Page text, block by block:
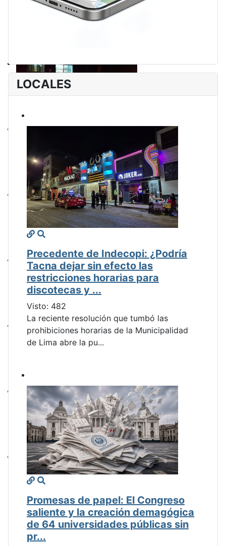
LOCALES
Precedente de Indecopi: ¿Podría
Tacna dejar sin efecto las
restricciones horarias para
discotecas y ...
Visto: 482
La reciente resolución que tumbó las
prohibiciones horarias de la Municipalidad
de Lima abre la pu...
Promesas de papel: El Congreso
saliente y la creación demagógica
de 64 universidades públicas sin
pr...